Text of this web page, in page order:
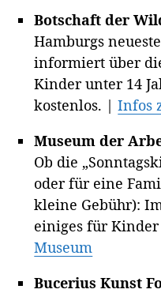
Botschaft der
Hamburgs
informiert über
Kinder unter 14
kostenlos. |Infos
Museum der
Ob die
oder für eine
kleine Gebühr):
einiges für
Museum
Bucerius Kunst